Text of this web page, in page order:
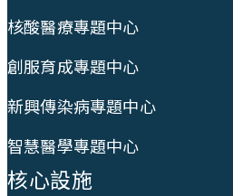
核酸醫療專題中心
創服育成專題中心
新興傳染病專題中心
智慧醫學專題中心
核心設施